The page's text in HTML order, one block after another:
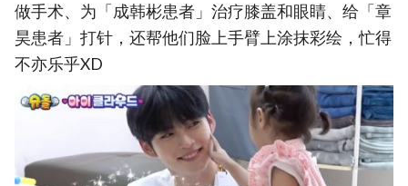
做手术、为「成韩彬患者」治疗膝盖和眼睛、给「章
昊患者」打针，还帮他们脸上手臂上涂抹彩绘，忙得
不亦乐乎XD